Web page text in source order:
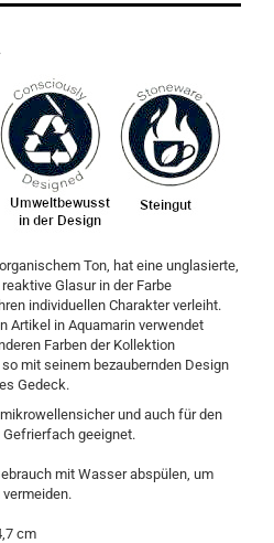
Ton, hat eine unglasierte,
Glasur in der Farbe
individuellen Charakter verleiht.
Artikel in Aquamarin verwendet
Farben der Kollektion
mit seinem bezaubernden Design
Gedeck.
und auch für den
Gefrierfach geeignet.
mit Wasser abspülen, um
cm